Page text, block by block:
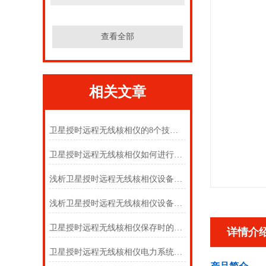
查看全部
相关文章
卫星授时远程无线核相仪的8个技术特点
卫星授时远程无线核相仪如何进行操作
浅析卫星授时远程无线核相仪设备特点
浅析卫星授时远程无线核相仪设备的操作方法
卫星授时远程无线核相仪保存时的注意
卫星授时远程无线核相仪电力系统的核相方法
详情介